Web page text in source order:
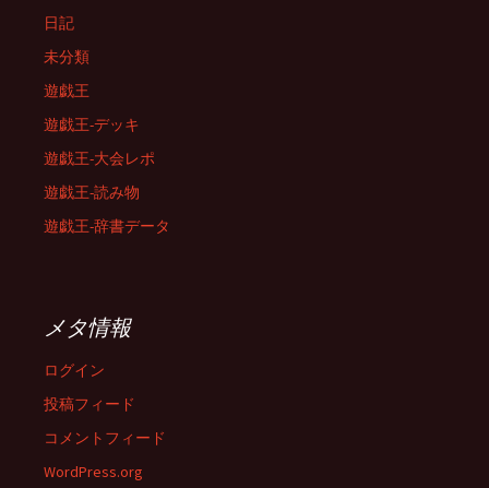
日記
未分類
遊戯王
遊戯王-デッキ
遊戯王-大会レポ
遊戯王-読み物
遊戯王-辞書データ
メタ情報
ログイン
投稿フィード
コメントフィード
WordPress.org